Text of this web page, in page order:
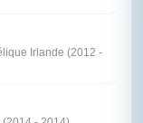
Irlande (2012 -